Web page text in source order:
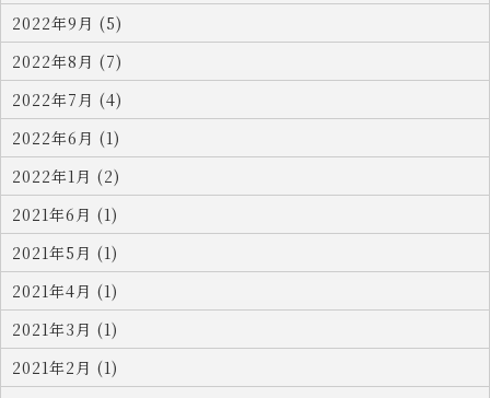
2022年9月 (5)
2022年8月 (7)
2022年7月 (4)
2022年6月 (1)
2022年1月 (2)
2021年6月 (1)
2021年5月 (1)
2021年4月 (1)
2021年3月 (1)
2021年2月 (1)